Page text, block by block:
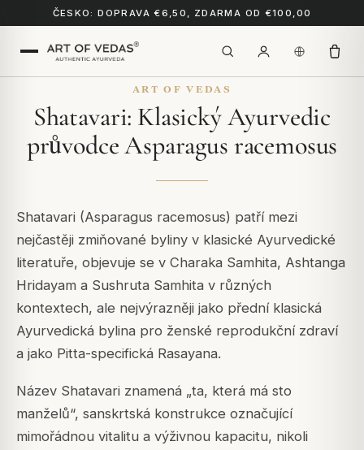
ČESKO: DOPRAVA €6,50, ZDARMA OD €100,00
ART OF VEDAS
Shatavari: Klasický Ayurvedic
průvodce Asparagus racemosus
Shatavari (Asparagus racemosus) patří mezi
nejčastěji zmiňované byliny v klasické Ayurvedické
literatuře, objevuje se v Charaka Samhita, Ashtanga
Hridayam a Sushruta Samhita v různých
kontextech, ale nejvýrazněji jako přední klasická
Ayurvedická bylina pro ženské reprodukční zdraví
a jako Pitta-specifická Rasayana.
Název Shatavari znamená „ta, která má sto
manželů“, sanskrtská konstrukce označující
mimořádnou vitalitu a výživnou kapacitu, nikoli